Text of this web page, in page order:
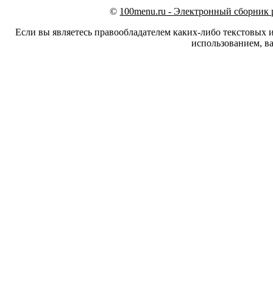
© 100menu.ru - Электронный сборник
Если вы являетесь правообладателем каких-либо
использованием,